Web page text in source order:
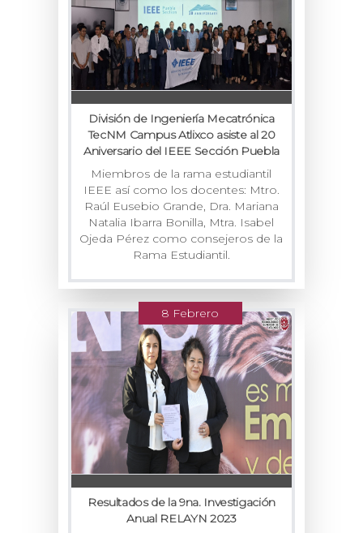
División de Ingeniería Mecatrónica
TecNM Campus Atlixco asiste al 20
Aniversario del IEEE Sección Puebla
Miembros de la rama estudiantil
IEEE así como los docentes: Mtro.
Raúl Eusebio Grande, Dra. Mariana
Natalia Ibarra Bonilla, Mtra. Isabel
Ojeda Pérez como consejeros de la
Rama Estudiantil.
8 Febrero
Resultados de la 9na. Investigación
Anual RELAYN 2023